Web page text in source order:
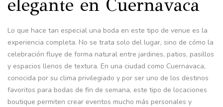
elegante en Cuernavaca
Lo que hace tan especial una boda en este tipo de venue es la
experiencia completa. No se trata solo del lugar, sino de cómo la
celebración fluye de forma natural entre jardines, patios, pasillos
y espacios llenos de textura. En una ciudad como Cuernavaca,
conocida por su clima privilegiado y por ser uno de los destinos
favoritos para bodas de fin de semana, este tipo de locaciones
boutique permiten crear eventos mucho más personales y